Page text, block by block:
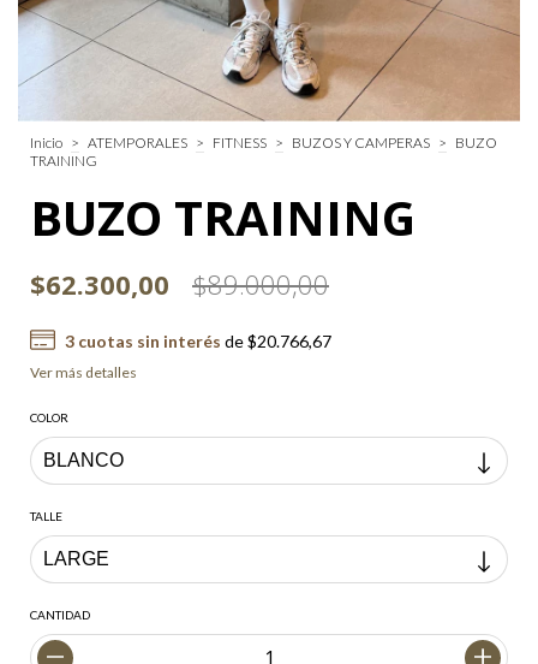
Inicio > ATEMPORALES > FITNESS > BUZOS Y CAMPERAS > BUZO
TRAINING
BUZO TRAINING
$62.300,00 $89.000,00
3cuotas sin interés de$20.766,67
Ver más detalles
COLOR
TALLE
CANTIDAD